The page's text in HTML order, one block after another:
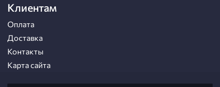
Клиентам
Оплата
Доставка
Контакты
Карта сайта